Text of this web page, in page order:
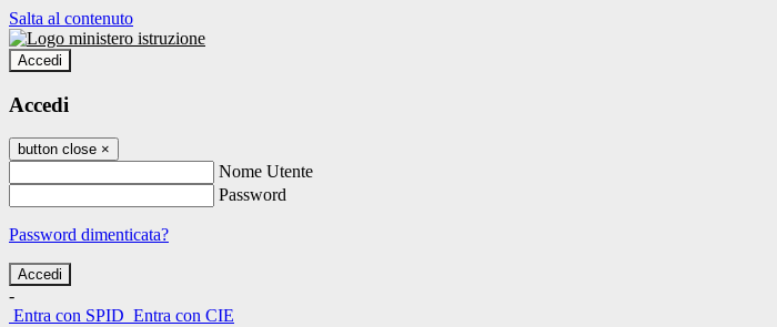
Salta al contenuto
Accedi
Accedi
button close ×
Nome Utente
Password
Password dimenticata?
-
Entra con SPID Entra con CIE